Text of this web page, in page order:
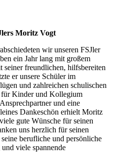
Moritz Vogt
wir unseren FSJler
ein Jahr lang mit großem
seiner freundlichen, hilfsbereiten
er unsere Schüler im
und zahlreichen schulischen
für Kinder und Kollegium
und eine
Dankeschön erhielt Moritz
gute Wünsche für seinen
uns herzlich für seinen
berufliche und persönliche
viele spannende